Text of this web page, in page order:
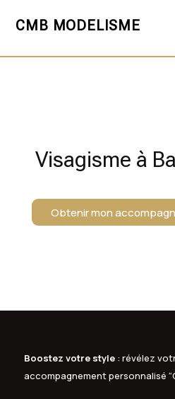
CMB MODELISME
Visagisme à
Obtenir mon
Boostez votre style: révélez
accompagnement personnalisé